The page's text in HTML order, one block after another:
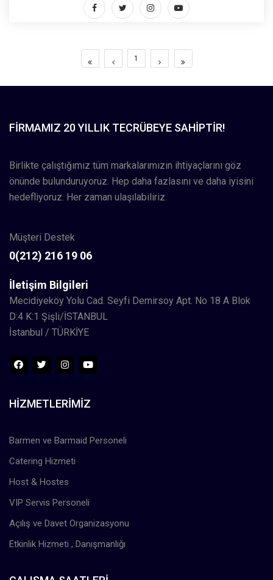
1
FIRMAMIZ 20 YILLIK TECRÜBEYE SAHIPTIR!
Birlikte çalıştığımız tüm markalarımızın ihtiyaçlarını göz
önünde bulunduruyoruz. Hep daha fazlasını ve daha iyisini
hedefliyoruz. Her zaman ulaşılabiliriz.
Müşteri Destek
0(212) 216 19 06
İletişim Bilgileri
Mecidiyeköy Yolu Cad. Seyfi Demirsoy Apt. No 18 A Blok
D:4 K:1 Şişli/İSTANBUL
İstanbul / TÜRKİYE
HIZMETLERIMIZ
Barmen ve Barmaid Personeli
Catering Hizmeti
Host & Hostes
VIP Servis Personeli
Açılış ve Davet Organizasyonu
Etkinlik Hizmeti , Danışmanlığı